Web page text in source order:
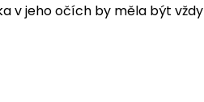
v jeho očích by měla být vždy